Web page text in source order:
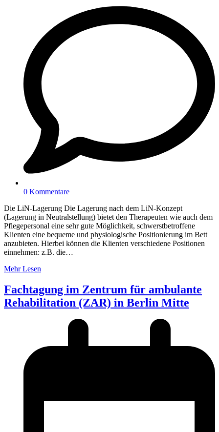
0 Kommentare
Die LiN-Lagerung Die Lagerung nach dem LiN-Konzept
(Lagerung in Neutralstellung) bietet den Therapeuten wie auch dem
Pflegepersonal eine sehr gute Möglichkeit, schwerstbetroffene
Klienten eine bequeme und physiologische Positionierung im Bett
anzubieten. Hierbei können die Klienten verschiedene Positionen
einnehmen: z.B. die…
Mehr Lesen
Fachtagung im Zentrum für ambulante
Rehabilitation (ZAR) in Berlin Mitte